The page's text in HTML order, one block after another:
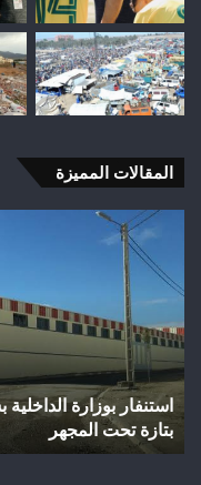
المقالات المميزة
أسواق القرب.. وأسواق